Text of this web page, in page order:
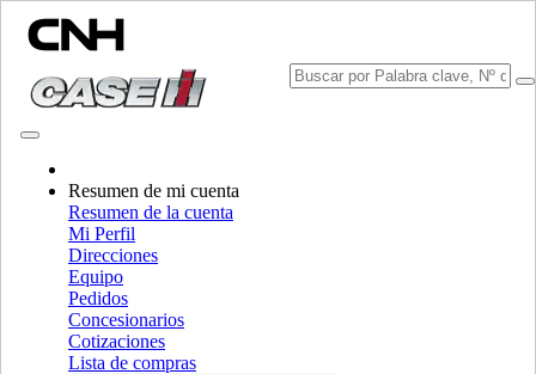
Resumen de mi cuenta
Resumen de la cuenta
Mi Perfil
Direcciones
Equipo
Pedidos
Concesionarios
Cotizaciones
Lista de compras
Elija una marca
Cerrar el menú
EQUIPO
EQUIPOALL EQUIPO
MANIPULACIÓN DE MATERIALES